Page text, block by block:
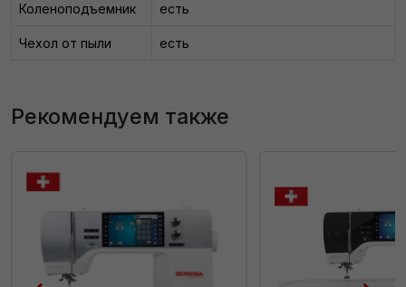
Коленоподъемник есть
Чехол от пыли есть
Рекомендуем также